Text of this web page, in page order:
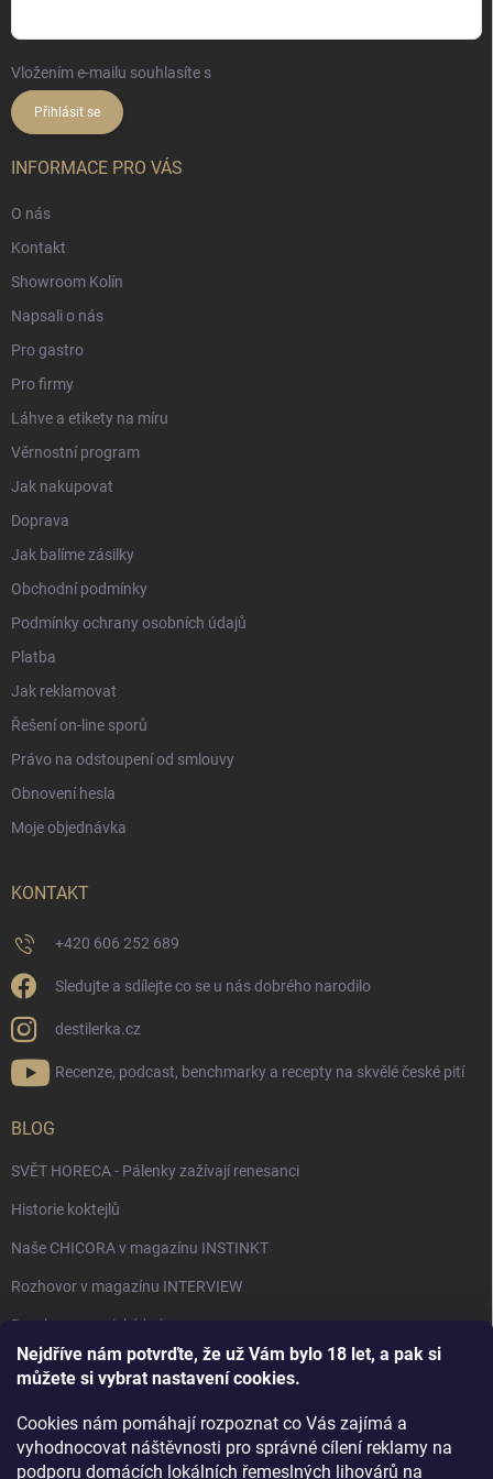
Nejdříve nám potvrďte, že už Vám bylo 18 let, a pak si
můžete si vybrat nastavení cookies.
Cookies nám pomáhají rozpoznat co Vás zajímá a
vyhodnocovat náštěvnosti pro správné cílení reklamy na
podporu domácích lokálních řemeslných lihovárů na
Vložením e-mailu souhlasíte s
Přihlásit se
INFORMACE PRO VÁS
O nás
Kontakt
Showroom Kolín
Napsali o nás
Pro gastro
Pro firmy
Láhve a etikety na míru
Věrnostní program
Jak nakupovat
Doprava
Jak balíme zásilky
Obchodní podmínky
Podmínky ochrany osobních údajů
Platba
Jak reklamovat
Řešení on-line sporů
Právo na odstoupení od smlouvy
Obnovení hesla
Moje objednávka
KONTAKT
+420 606 252 689
Sledujte a sdílejte co se u nás dobrého narodilo
destilerka.cz
Recenze, podcast, benchmarky a recepty na skvělé české pití
BLOG
SVĚT HORECA - Pálenky zažívají renesanci
Historie koktejlů
Naše CHICORA v magazínu INSTINKT
Rozhovor v magazínu INTERVIEW
Bourbon, americká krása.
Napsali v TÝDNU o naší práci
Rozhovor s DESTILERKA.CZ v magazínu DRINKING-CAT